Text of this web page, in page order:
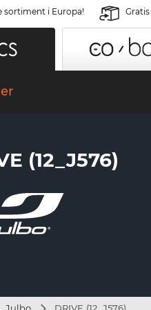
sortiment i Europa!
(12_J576)